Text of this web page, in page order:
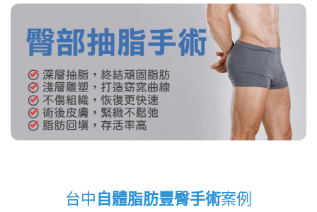
台中自體脂肪豐臀手術案例